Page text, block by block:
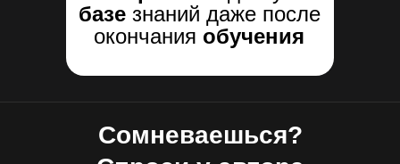
базе знаний даже после
окончания обучения
Сомневаешься?